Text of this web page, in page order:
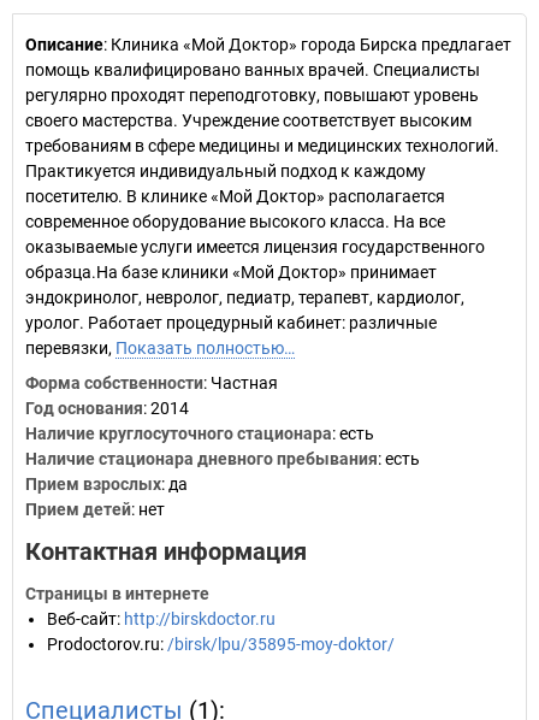
Описание: Клиника «Мой Доктор» города Бирска предлагает
помощь квалифицировано ванных врачей. Специалисты
регулярно проходят переподготовку, повышают уровень
своего мастерства. Учреждение соответствует высоким
требованиям в сфере медицины и медицинских технологий.
Практикуется индивидуальный подход к каждому
посетителю. В клинике «Мой Доктор» располагается
современное оборудование высокого класса. На все
оказываемые услуги имеется лицензия государственного
образца.На базе клиники «Мой Доктор» принимает
эндокринолог, невролог, педиатр, терапевт, кардиолог,
уролог. Работает процедурный кабинет: различные
перевязки, Показать полностью…
Форма собственности: Частная
Год основания:2014
Наличие круглосуточного стационара: есть
Наличие стационара дневного пребывания: есть
Прием взрослых: да
Прием детей: нет
Контактная информация
Страницы в интернете
Веб-сайт: http://birskdoctor.ru
Prodoctorov.ru: /birsk/lpu/35895-moy-doktor/
Специалисты (1):